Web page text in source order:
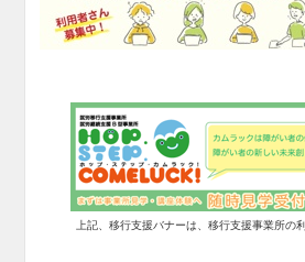
上記、移行支援バナーは、移行支援事業所の